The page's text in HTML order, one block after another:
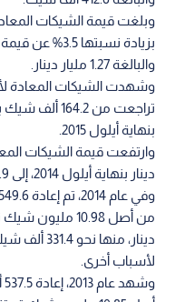
والبالغة 1.27 مليار دينار.
وشهدت الشيكات المعادة
بنهاية أيلول 2015.
دينار بنهاية أيلول 2014، إلى 613.9 مليون دينار بنهاية أيلول 2015.
لأسباب أخرى.